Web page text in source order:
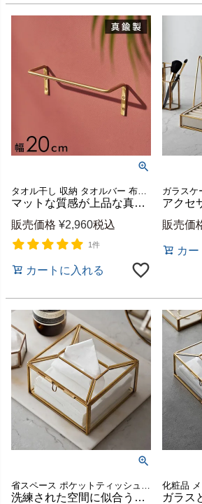
マットな質感が上品な真鍮のタオルハンガー Sサイズ 約W20cm [34631]
販売価格 ¥2,960税込
1件
カートに入れる
販売価
カ
洗練された空間に似合うガラスと真鍮のティッシュケース ハーフサイズ 約W12×D11.5×H6.2cm [67150]